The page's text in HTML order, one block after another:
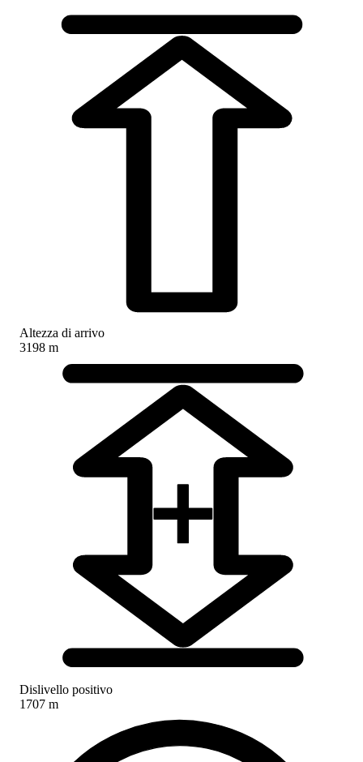
Altezza di arrivo
3198 m
Dislivello positivo
1707 m